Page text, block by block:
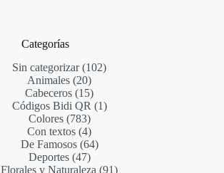
Categorías
Sin categorizar 102
Animales 20
Cabeceros 15
Códigos Bidi QR
1
Colores 783
Con textos 4
De Famosos 64
Deportes 47
Florales y Naturaleza 91